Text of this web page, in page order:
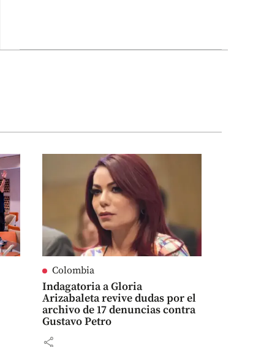
Colombia
Indagatoria a Gloria
Arizabaleta revive dudas por el
archivo de 17 denuncias contra
Gustavo Petro
share